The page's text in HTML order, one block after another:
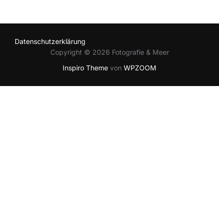
Datenschutzerklärung
Copyright © 2026 Fotografie & Meer
Inspiro Theme von WPZOOM